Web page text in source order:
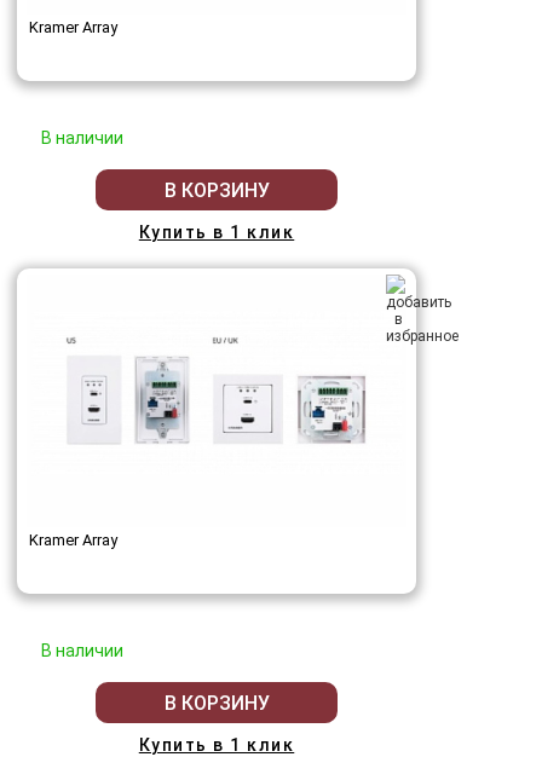
Kramer Array
В наличии
В КОРЗИНУ
Купить в 1 клик
Kramer Array
В наличии
В КОРЗИНУ
Купить в 1 клик